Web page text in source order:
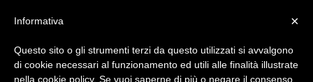
×
Informativa
Questo sito o gli strumenti terzi da questo utilizzati si avvalgono
di cookie necessari al funzionamento ed utili alle finalità illustrate
nella cookie policy. Se vuoi saperne di più o negare il consenso